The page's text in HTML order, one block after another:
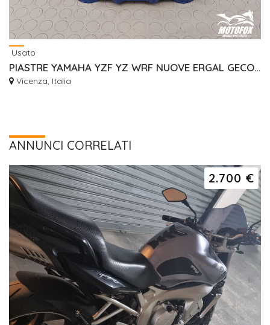
Usato
PIASTRE YAMAHA YZF YZ WRF NUOVE ERGAL GECO RISER
Vicenza, Italia
ANNUNCI CORRELATI
2.700 €